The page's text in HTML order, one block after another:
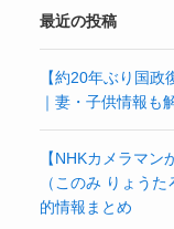
最近の投稿
【約20年ぶり国
｜妻・子供情報も
【NHKカメラマ
（このみ りょう
的情報まとめ